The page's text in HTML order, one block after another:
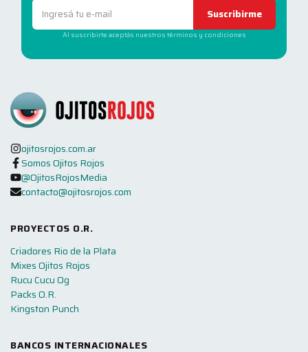
Suscribirme
Al suscribirte aceptás nuestros términos y condiciones
ojitosrojos.com.ar
Somos Ojitos Rojos
@OjitosRojosMedia
contacto@ojitosrojos.com
PROYECTOS O.R.
Criadores Rio de la Plata
Mixes Ojitos Rojos
Rucu Cucu Og
Packs O.R.
Kingston Punch
BANCOS INTERNACIONALES